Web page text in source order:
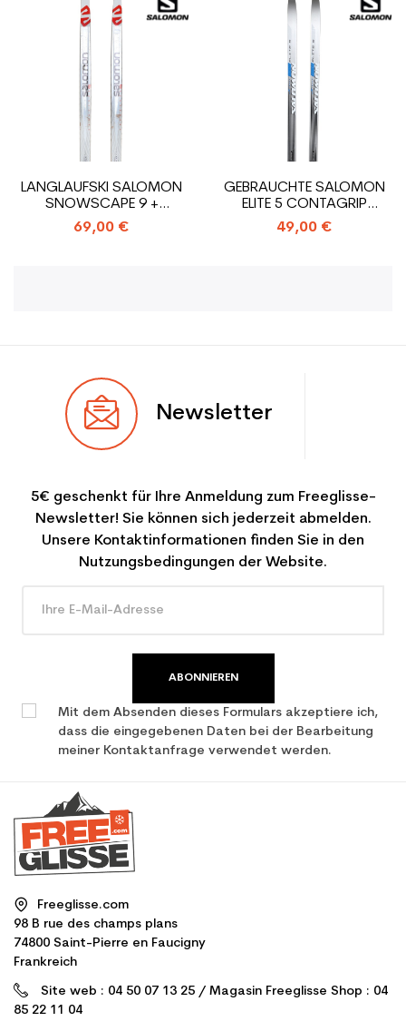
LANGLAUFSKI SALOMON
SNOWSCAPE 9 +
BINDUNG SNS PROFIL
69,00 €
GEBRAUCHTE SALOMON
ELITE 5 CONTAGRIP
LANGLAUFSKI +...
49,00 €
Newsletter
5€ geschenkt für Ihre Anmeldung zum Freeglisse-
Newsletter! Sie können sich jederzeit abmelden.
Unsere Kontaktinformationen finden Sie in den
Nutzungsbedingungen der Website.
ABONNIEREN
Mit dem Absenden dieses Formulars akzeptiere ich,
dass die eingegebenen Daten bei der Bearbeitung
meiner Kontaktanfrage verwendet werden.
Freeglisse.com
98 B rue des champs plans
74800 Saint-Pierre en Faucigny
Frankreich
Site web : 04 50 07 13 25 / Magasin Freeglisse Shop : 04
85 22 11 04